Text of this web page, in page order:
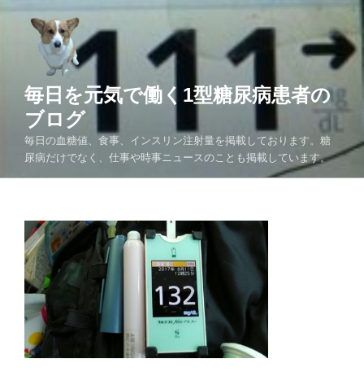
毎日を元気で働く1型糖尿病患者の
ブログ
毎日の血糖値、食事、インスリン注射量を掲載しております。糖
尿病だけでなく、仕事や時事ニュースのことも掲載しています。